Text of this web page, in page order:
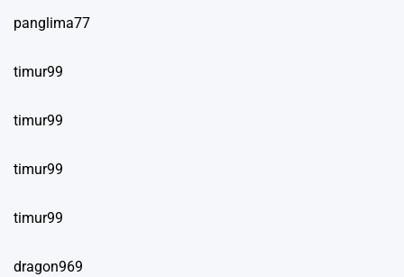
panglima77
timur99
timur99
timur99
timur99
dragon969